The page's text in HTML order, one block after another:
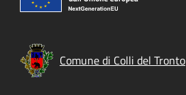
Comune di Colli del Tronto